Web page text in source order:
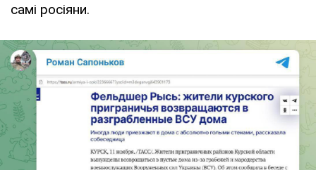
самі росіяни.